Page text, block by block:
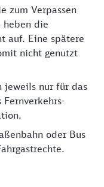
zum Verpassen
heben die
auf. Eine spätere
nicht genutzt
jeweils nur für das
oder Bus